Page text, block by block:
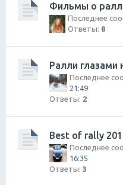
Фильмы о
Последнее
Ответы: 8
Ралли глазами
Последнее
21:49
Ответы: 2
Best of rally
Последнее
16:35
Ответы: 3